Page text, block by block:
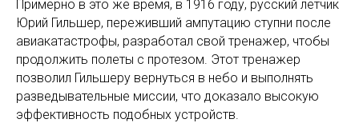
Примерно в это же время, в 1916 году, русский летчик
Юрий Гильшер, переживший ампутацию ступни после
авиакатастрофы, разработал свой тренажер, чтобы
продолжить полеты с протезом. Этот тренажер
позволил Гильшеру вернуться в небо и выполнять
разведывательные миссии, что доказало высокую
эффективность подобных устройств.